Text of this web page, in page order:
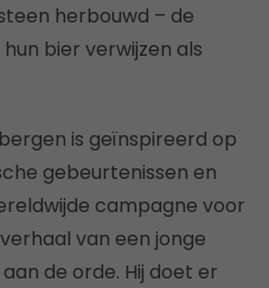
herbouwd – de
bier verwijzen als
is geïnspireerd op
gebeurtenissen en
campagne voor
van een jonge
de orde. Hij doet er